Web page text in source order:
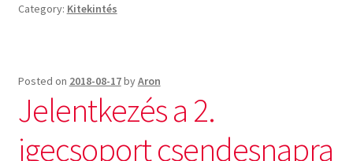
Category: Kitekintés
Posted on 2018-08-17byAron
Jelentkezés a 2.
igecsoport csendesnapra